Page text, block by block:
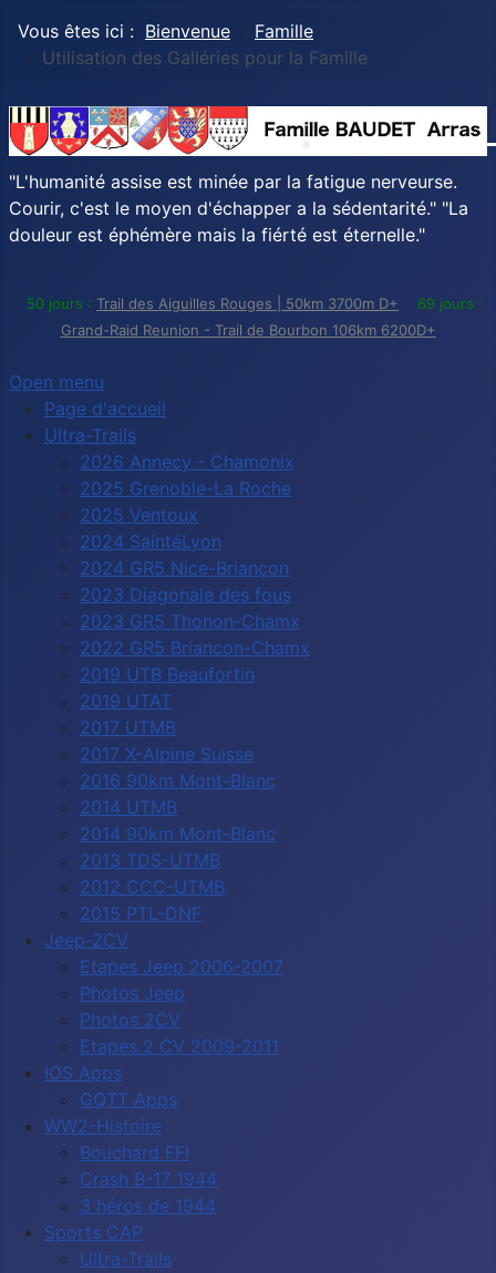
Vous êtes ici : Bienvenue
Famille
Utilisation des Galléries pour la Famille
"L'humanité assise est minée par la fatigue nerveurse.
Courir, c'est le moyen d'échapper a la sédentarité." "La
douleur est éphémère mais la fiérté est éternelle."
50 jours : Trail des Aiguilles Rouges | 50km 3700m D+
69 jours :
Grand-Raid Reunion - Trail de Bourbon 106km 6200D+
Open menu
Page d'accueil
Ultra-Trails
2026 Annecy - Chamonix
2025 Grenoble-La Roche
2025 Ventoux
2024 SaintéLyon
2024 GR5 Nice-Briançon
2023 Diagonale des fous
2023 GR5 Thonon-Chamx
2022 GR5 Briancon-Chamx
2019 UTB Beaufortin
2019 UTAT
2017 UTMB
2017 X-Alpine Suisse
2016 90km Mont-Blanc
2014 UTMB
2014 90km Mont-Blanc
2013 TDS-UTMB
2012 CCC-UTMB
2015 PTL-DNF
Jeep-2CV
Etapes Jeep 2006-2007
Photos Jeep
Photos 2CV
Etapes 2 CV 2009-2011
IOS Apps
GQTT Apps
WW2-Histoire
Bouchard FFI
Crash B-17 1944
3 héros de 1944
Sports CAP
Ultra-Trails